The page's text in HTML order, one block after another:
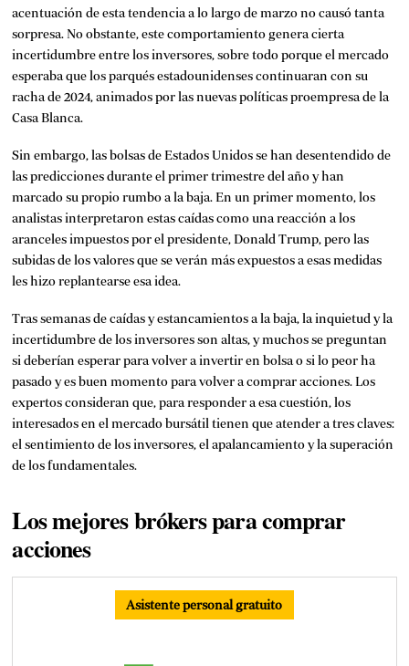
acentuación de esta tendencia a lo largo de marzo no causó tanta
sorpresa. No obstante, este comportamiento genera cierta
incertidumbre entre los inversores, sobre todo porque el mercado
esperaba que los parqués estadounidenses continuaran con su
racha de 2024, animados por las nuevas políticas proempresa de la
Casa Blanca.
Sin embargo, las bolsas de Estados Unidos se han desentendido de
las predicciones durante el primer trimestre del año y han
marcado su propio rumbo a la baja. En un primer momento, los
analistas interpretaron estas caídas como una reacción a los
aranceles impuestos por el presidente, Donald Trump, pero las
subidas de los valores que se verán más expuestos a esas medidas
les hizo replantearse esa idea.
Tras semanas de caídas y estancamientos a la baja, la inquietud y la
incertidumbre de los inversores son altas, y muchos se preguntan
si deberían esperar para volver a invertir en bolsa o si lo peor ha
pasado y es buen momento para volver acomprar acciones. Los
expertos consideran que, para responder a esa cuestión, los
interesados en el mercado bursátil tienen que atender a tres claves:
el sentimiento de los inversores, el apalancamiento y la superación
de los fundamentales.
Los mejores brókers para comprar
acciones
Asistente personal gratuito